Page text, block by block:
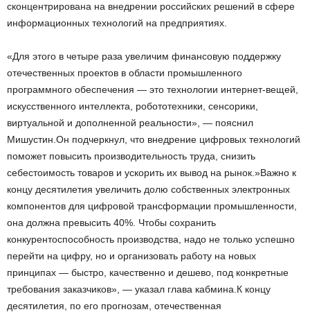
сконцентрирована на внедрении российских решений в сфере
информационных технологий на предприятиях.
«Для этого в четыре раза увеличим финансовую поддержку
отечественных проектов в области промышленного
программного обеспечения — это технологии интернет-вещей,
искусственного интеллекта, робототехники, сенсорики,
виртуальной и дополненной реальности», — пояснил
Мишустин.Он подчеркнул, что внедрение цифровых технологий
поможет повысить производительность труда, снизить
себестоимость товаров и ускорить их вывод на рынок.»Важно к
концу десятилетия увеличить долю собственных электронных
компонентов для цифровой трансформации промышленности,
она должна превысить 40%. Чтобы сохранить
конкурентоспособность производства, надо не только успешно
перейти на цифру, но и организовать работу на новых
принципах — быстро, качественно и дешево, под конкретные
требования заказчиков», — указал глава кабмина.К концу
десятилетия, по его прогнозам, отечественная